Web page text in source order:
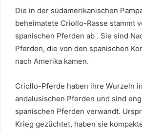
Die in der südamerikanischen
beheimatete Criollo-Rasse stammt
spanischen Pferden ab . Sie sind
Pferden, die von den spanischen
nach Amerika kamen.
Criollo-Pferde haben ihre Wurzeln
andalusischen Pferden und sind
spanischen Pferden verwandt.
Krieg gezüchtet, haben sie